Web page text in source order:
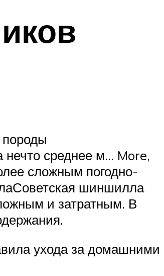
породы
среднее м… More,
сложным погодно-
шиншилла
и затратным. В
ухода за домашними